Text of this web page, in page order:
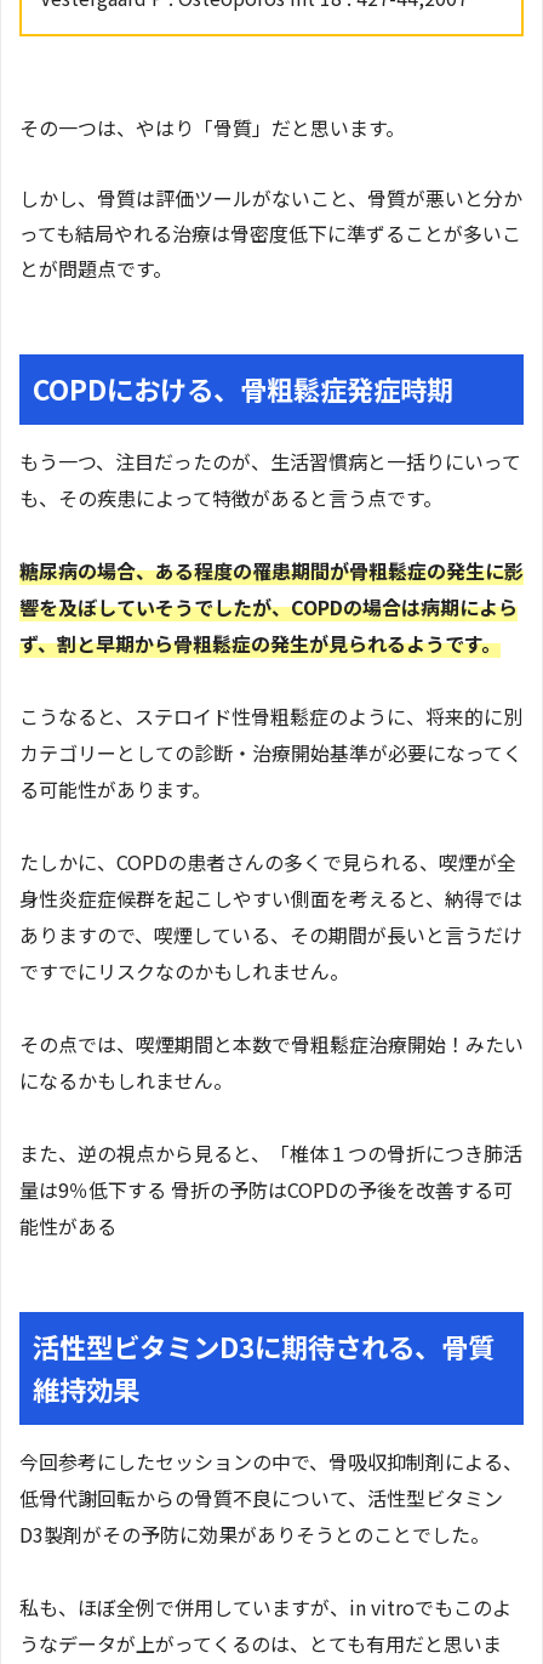
その一つは、やはり「骨質」だと思います。
しかし、骨質は評価ツールがないこと、骨質が悪いと分か
っても結局やれる治療は骨密度低下に準ずることが多いこ
とが問題点です。
COPDにおける、骨粗鬆症発症時期
もう一つ、注目だったのが、生活習慣病と一括りにいって
も、その疾患によって特徴があると言う点です。
糖尿病の場合、ある程度の罹患期間が骨粗鬆症の発生に影
響を及ぼしていそうでしたが、COPDの場合は病期によら
ず、割と早期から骨粗鬆症の発生が見られるようです。
こうなると、ステロイド性骨粗鬆症のように、将来的に別
カテゴリーとしての診断・治療開始基準が必要になってく
る可能性があります。
たしかに、COPDの患者さんの多くで見られる、喫煙が全
身性炎症症候群を起こしやすい側面を考えると、納得では
ありますので、喫煙している、その期間が長いと言うだけ
ですでにリスクなのかもしれません。
その点では、喫煙期間と本数で骨粗鬆症治療開始！みたい
になるかもしれません。
また、逆の視点から見ると、「椎体１つの骨折につき肺活
量は9％低下する 骨折の予防はCOPDの予後を改善する可
能性がある
活性型ビタミンD3に期待される、骨質
維持効果
今回参考にしたセッションの中で、骨吸収抑制剤による、
低骨代謝回転からの骨質不良について、活性型ビタミン
D3製剤がその予防に効果がありそうとのことでした。
私も、ほぼ全例で併用していますが、in vitroでもこのよ
うなデータが上がってくるのは、とても有用だと思いま